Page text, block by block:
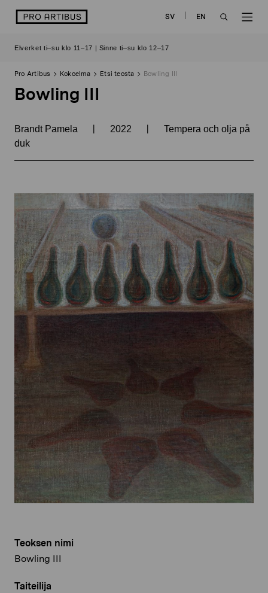
sisältöön
logo SV
EN
Elverket ti–su klo 11–17 | Sinne ti–su klo 12–17
Pro Artibus Kokoelma Etsi teosta Bowling III
Bowling III
Brandt Pamela | 2022 |
Tempera och olja på
duk
Teoksen nimi
Bowling III
Taiteilija